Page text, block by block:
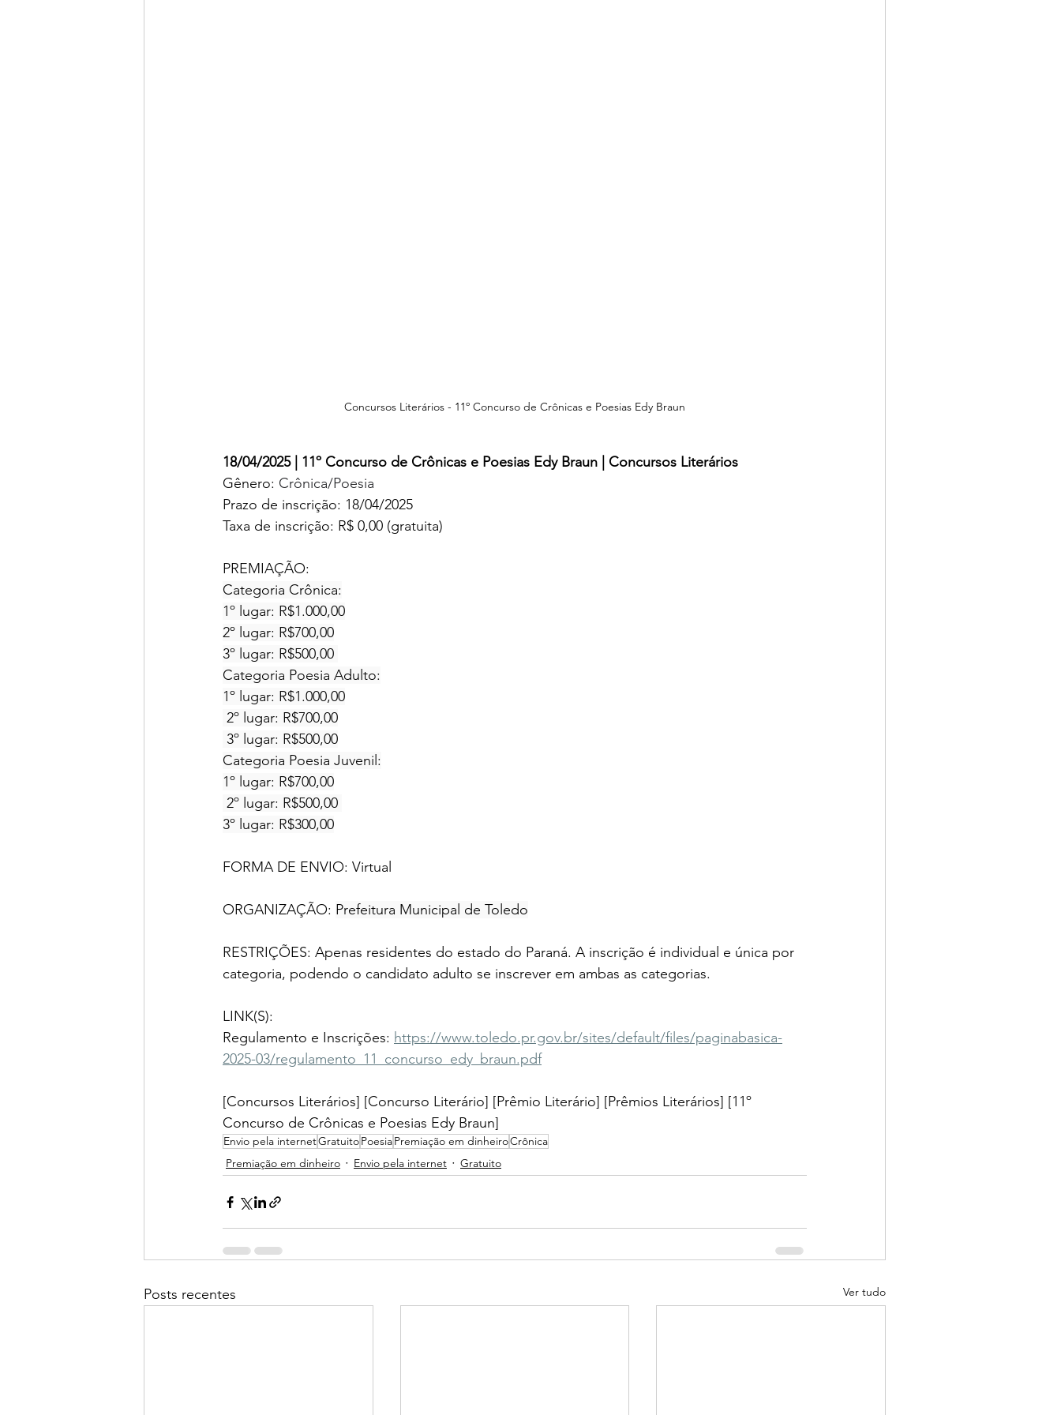
Concursos Literários - 11º Concurso de Crônicas e Poesias Edy Braun
18/04/2025 | 11º Concurso de Crônicas e Poesias Edy Braun | Concursos Literários
Gênero: Crônica/Poesia
Prazo de inscrição: 18/04/2025
Taxa de inscrição: R$ 0,00 (gratuita)
PREMIAÇÃO:
Categoria Crônica:
1º lugar: R$1.000,00
2º lugar: R$700,00
3º lugar: R$500,00
Categoria Poesia Adulto:
1º lugar: R$1.000,00
2º lugar: R$700,00
3º lugar: R$500,00
Categoria Poesia Juvenil:
1º lugar: R$700,00
2º lugar: R$500,00
3º lugar: R$300,00
FORMA DE ENVIO: Virtual
ORGANIZAÇÃO: Prefeitura Municipal de Toledo
RESTRIÇÕES: Apenas residentes do estado do Paraná. A inscrição é individual e única por
categoria, podendo o candidato adulto se inscrever em ambas as categorias.
LINK(S):
Regulamento e Inscrições: https://www.toledo.pr.gov.br/sites/default/files/paginabasica-
2025-03/regulamento_11_concurso_edy_braun.pdf
[Concursos Literários] [Concurso Literário] [Prêmio Literário] [Prêmios Literários] [11º
Concurso de Crônicas e Poesias Edy Braun]
Envio pela internetGratuitoPoesiaPremiação em dinheiroCrônica
Premiação em dinheiro
Envio pela internet Gratuito
Posts recentes Ver tudo